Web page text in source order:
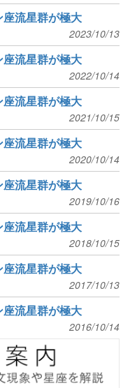
流星群が極大
2023/10/13
流星群が極大
2022/10/14
流星群が極大
2021/10/15
流星群が極大
2020/10/14
流星群が極大
2019/10/16
流星群が極大
2018/10/15
流星群が極大
2017/10/13
流星群が極大
2016/10/14